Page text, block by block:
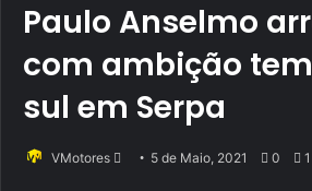
Paulo Anselmo
com ambição
sul em Serpa
VMotores
Send 5 de Maio, 2021 0